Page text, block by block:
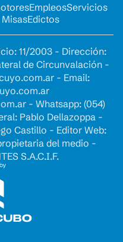
EmpleosServicios
Edictos
11/2003 - Dirección:
de Circunvalación -
- Email:
- Whatsapp: (054)
Pablo Dellazoppa -
Castillo - Editor Web:
del medio -
S.A.C.I.F.